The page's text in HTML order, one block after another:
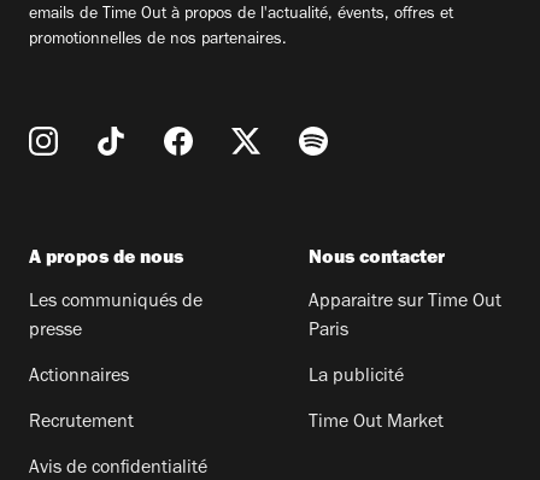
emails de Time Out à propos de l'actualité, évents, offres et
promotionnelles de nos partenaires.
A propos de nous
Les communiqués de
presse
Actionnaires
Recrutement
Avis de confidentialité
Nous contacter
Apparaitre sur Time Out
Paris
La publicité
Time Out Market